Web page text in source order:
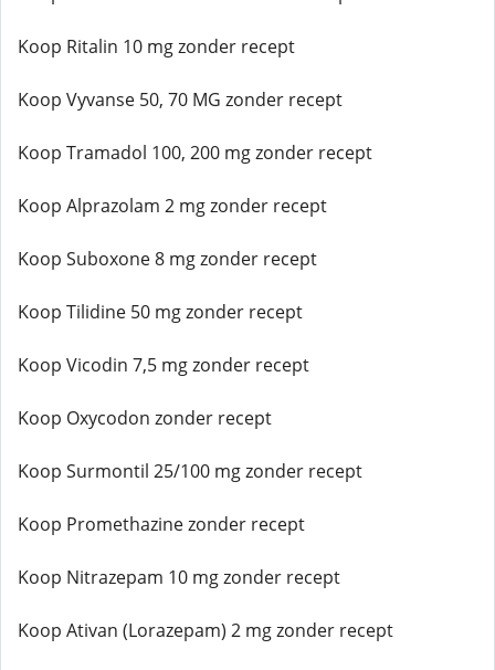
Koop Ritalin 10 mg zonder recept
Koop Vyvanse 50, 70 MG zonder recept
Koop Tramadol 100, 200 mg zonder recept
Koop Alprazolam 2 mg zonder recept
Koop Suboxone 8 mg zonder recept
Koop Tilidine 50 mg zonder recept
Koop Vicodin 7,5 mg zonder recept
Koop Oxycodon zonder recept
Koop Surmontil 25/100 mg zonder recept
Koop Promethazine zonder recept
Koop Nitrazepam 10 mg zonder recept
Koop Ativan (Lorazepam) 2 mg zonder recept